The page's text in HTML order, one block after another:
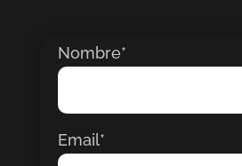
Nombre*
Email*